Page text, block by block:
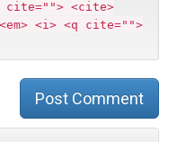
cite=""> <cite>
<i> <q cite="">
Post Comment